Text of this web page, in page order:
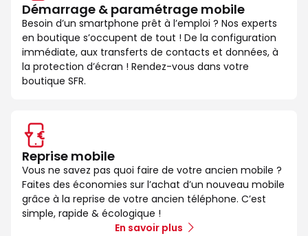
Démarrage & paramétrage mobile
Besoin d’un smartphone prêt à l’emploi ? Nos experts
en boutique s’occupent de tout ! De la configuration
immédiate, aux transferts de contacts et données, à
la protection d’écran ! Rendez-vous dans votre
boutique SFR.
Reprise mobile
Vous ne savez pas quoi faire de votre ancien mobile ?
Faites des économies sur l’achat d’un nouveau mobile
grâce à la reprise de votre ancien téléphone. C’est
simple, rapide & écologique !
En savoir plus